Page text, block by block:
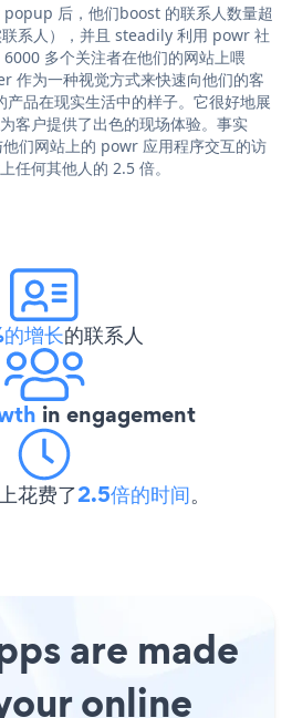
后，他们boost 的联系人数量超
系人），并且 steadily 利用 powr 社
多个关注者在他们的网站上喂
作为一种视觉方式来快速向他们的客
品在现实生活中的样子。它很好地展
客户提供了出色的现场体验。事实
们网站上的 powr 应用程序交互的访
任何其他人的 2.5 倍。
增长的联系人
in engagement
花费了2.5倍的时间。
are made
online